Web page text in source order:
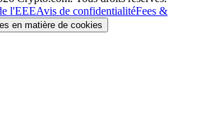
l'EEEAvis de confidentialitéFees &
en matière de cookies